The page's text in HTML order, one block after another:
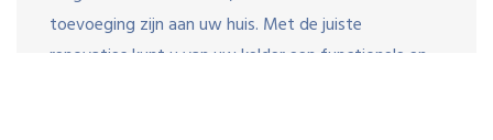
toevoeging zijn aan uw huis. Met de juiste
renovaties kunt u van uw kelder een functionele en